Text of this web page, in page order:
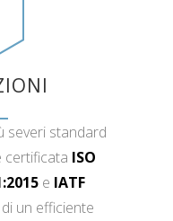
severi standard
certificata ISO
e IATF
un efficiente